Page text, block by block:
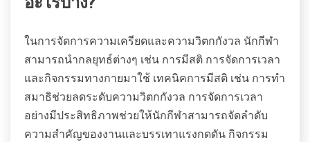
อะไรบ้าง?
ในการจัดการความเครียดและความวิตกกังวล นักกีฬา
สามารถนำกลยุทธ์ต่างๆ เช่น การมีสติ การจัดการเวลา
และกิจกรรมทางกายมาใช้ เทคนิคการมีสติ เช่น การทำ
สมาธิช่วยลดระดับความวิตกกังวล การจัดการเวลา
อย่างมีประสิทธิภาพช่วยให้นักกีฬาสามารถจัดลำดับ
ความสำคัญของงานและบรรเทาแรงกดดัน กิจกรรม